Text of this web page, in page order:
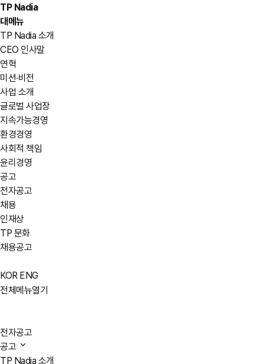
TP Nadia
대메뉴
TP Nadia 소개
CEO 인사말
연혁
미션·비전
사업 소개
글로벌 사업장
지속가능경영
환경경영
사회적 책임
윤리경영
공고
전자공고
채용
인재상
TP 문화
채용공고
KOR ENG
전체메뉴열기
전자공고
공고
TP Nadia 소개